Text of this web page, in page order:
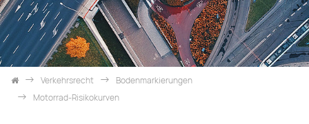
Verkehrsrecht
Bodenmarkierungen
Motorrad-Risikokurven